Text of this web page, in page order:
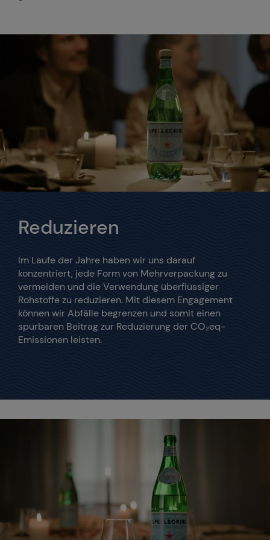
Reduzieren
Im Laufe der Jahre haben wir uns darauf
konzentriert, jede Form von Mehrverpackung zu
vermeiden und die Verwendung überflüssiger
Rohstoffe zu reduzieren. Mit diesem Engagement
können wir Abfälle begrenzen und somit einen
spürbaren Beitrag zur Reduzierung der CO₂eq-
Emissionen leisten.